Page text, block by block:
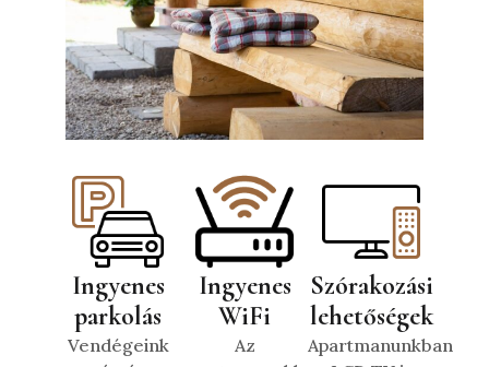
Ingyenes
parkolás
Vendégeink
Ingyenes
WiFi
Az
Szórakozási
lehetőségek
Apartmanunkban